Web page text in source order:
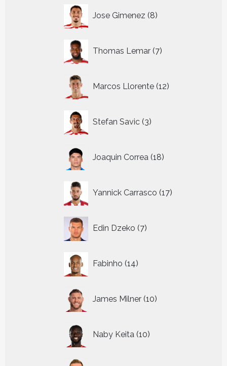
Jose Gimenez 8
producten
Thomas Lemar 7
producten
Marcos Llorente 12
producten
Stefan Savic 3
producten
Joaquin Correa 18
producten
Yannick Carrasco 17
producten
Edin Dzeko 7
producten
Fabinho 14
producten
James Milner 10
producten
Naby Keita 10
producten